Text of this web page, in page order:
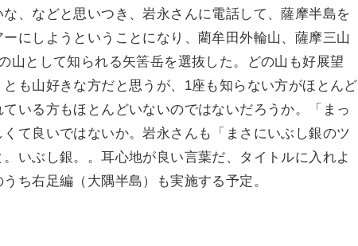
、などと思いつき、岩永さんに電話して、薩摩半島を
にしようということになり、藺牟田外輪山、薩摩三山
山として知られる矢筈岳を選抜した。どの山も好展望
も山好きな方だと思うが、1座も知らない方がほとんど
いる方もほとんどいないのではないだろうか。「まっ
て良いではないか。岩永さんも「まさにいぶし銀のツ
いぶし銀。。耳心地が良い言葉だ、タイトルに入れよ
ち右足編（大隅半島）も実施する予定。